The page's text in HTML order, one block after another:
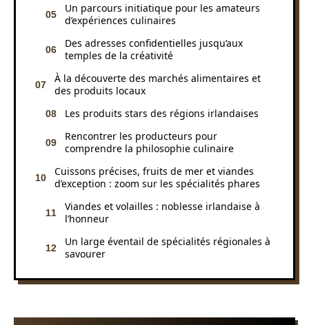
Un parcours initiatique pour les amateurs
d’expériences culinaires
Des adresses confidentielles jusqu’aux
temples de la créativité
À la découverte des marchés alimentaires et
des produits locaux
Les produits stars des régions irlandaises
Rencontrer les producteurs pour
comprendre la philosophie culinaire
Cuissons précises, fruits de mer et viandes
d’exception : zoom sur les spécialités phares
Viandes et volailles : noblesse irlandaise à
l’honneur
Un large éventail de spécialités régionales à
savourer